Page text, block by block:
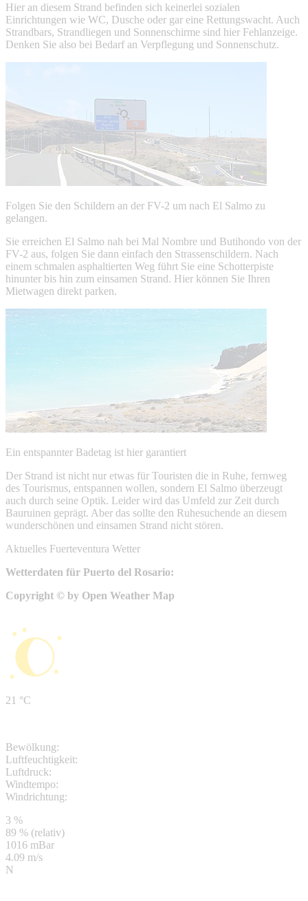
Hier an diesem Strand befinden sich keinerlei sozialen
Einrichtungen wie WC, Dusche oder gar eine Rettungswacht. Auch
Strandbars, Strandliegen und Sonnenschirme sind hier Fehlanzeige.
Denken Sie also bei Bedarf an Verpflegung und Sonnenschutz.
Folgen Sie den Schildern an der FV-2 um nach El Salmo zu
gelangen.
Sie erreichen El Salmo nah bei Mal Nombre und Butihondo von der
FV-2 aus, folgen Sie dann einfach den Strassenschildern. Nach
einem schmalen asphaltierten Weg führt Sie eine Schotterpiste
hinunter bis hin zum einsamen Strand. Hier können Sie Ihren
Mietwagen direkt parken.
Ein entspannter Badetag ist hier garantiert
Der Strand ist nicht nur etwas für Touristen die in Ruhe, fernweg
des Tourismus, entspannen wollen, sondern El Salmo überzeugt
auch durch seine Optik. Leider wird das Umfeld zur Zeit durch
Bauruinen geprägt. Aber das sollte den Ruhesuchende an diesem
wunderschönen und einsamen Strand nicht stören.
Aktuelles Fuerteventura Wetter
Wetterdaten für Puerto del Rosario:
Copyright © by Open Weather Map
21 °C
Bewölkung:
Luftfeuchtigkeit:
Luftdruck:
Windtempo:
Windrichtung:
3 %
89 % (relativ)
1016 mBar
4.09 m/s
N